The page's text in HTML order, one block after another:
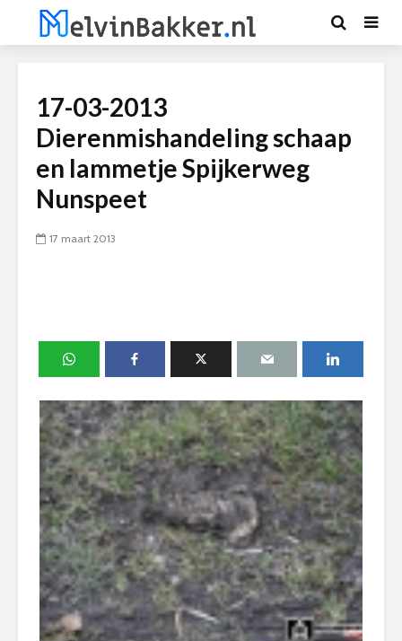
17-03-2013
Dierenmishandeling schaap
en lammetje Spijkerweg
Nunspeet
17 maart 2013